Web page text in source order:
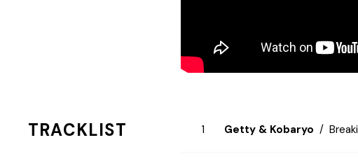
TRACKLIST Getty & Kobaryo